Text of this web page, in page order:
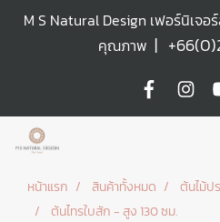
M S Natural Design เฟอร์นิเจอ
คุณภาพ |
หน้าแรก สินค้าทั้งหมด
ต้นไม้ป
ต้นไทรใบสัก - สูง 130 ซม.